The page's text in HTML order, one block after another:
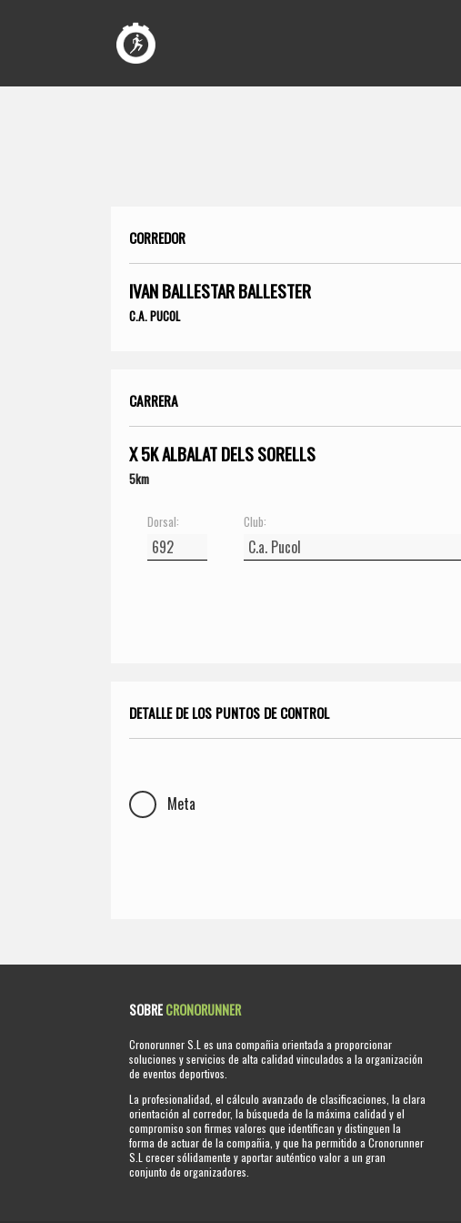
CORREDOR
IVAN BALLESTAR BALLESTER
C.A. PUCOL
CARRERA
X 5K ALBALAT DELS SORELLS
5km
Dorsal: Club:
DETALLE DE LOS PUNTOS DE CONTROL
Meta
SOBRECRONORUNNER
Cronorunner S.L es una compañia orientada a proporcionar
soluciones y servicios de alta calidad vinculados a la organización
de eventos deportivos.
La profesionalidad, el cálculo avanzado de clasificaciones, la clara
orientación al corredor, la búsqueda de la máxima calidad y el
compromiso son firmes valores que identifican y distinguen la
forma de actuar de la compañia, y que ha permitido a Cronorunner
S.L crecer sólidamente y aportar auténtico valor a un gran
conjunto de organizadores.